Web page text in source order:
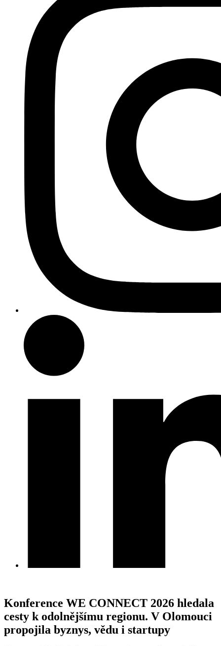
Konference WE CONNECT 2026 hledala
cesty k odolnějšímu regionu. V Olomouci
propojila byznys, vědu i startupy